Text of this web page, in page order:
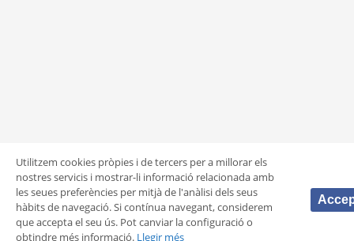
Utilitzem cookies pròpies i de tercers per a millorar els
nostres servicis i mostrar-li informació relacionada amb
les seues preferències per mitjà de l'anàlisi dels seus
hàbits de navegació. Si contínua navegant, considerem
que accepta el seu ús. Pot canviar la configuració o
obtindre més informació. Llegir més